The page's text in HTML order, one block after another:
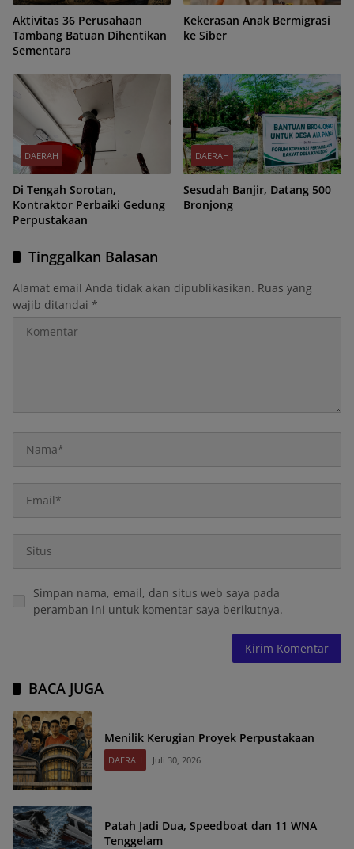
Aktivitas 36 Perusahaan
Tambang Batuan Dihentikan
Sementara
Kekerasan Anak Bermigrasi
ke Siber
DAERAH
Di Tengah Sorotan,
Kontraktor Perbaiki Gedung
Perpustakaan
DAERAH
Sesudah Banjir, Datang 500
Bronjong
Tinggalkan Balasan
Alamat email Anda tidak akan dipublikasikan. Ruas yang
wajib ditandai *
Simpan nama, email, dan situs web saya pada
peramban ini untuk komentar saya berikutnya.
BACA JUGA
Menilik Kerugian Proyek Perpustakaan
DAERAH Juli 30, 2026
Patah Jadi Dua, Speedboat dan 11 WNA
Tenggelam